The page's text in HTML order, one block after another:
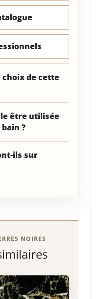
de cette
être utilisée
?
ils sur
NOIRES